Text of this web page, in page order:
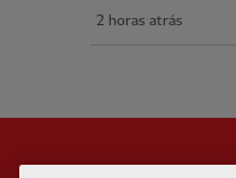
2 horas atrás